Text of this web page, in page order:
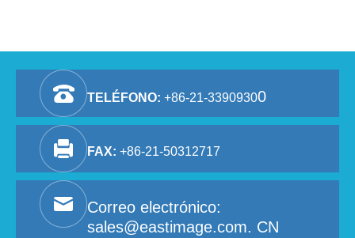
TELÉFONO: +86-21-33909300
FAX: +86-21-50312717
Correo electrónico:
sales@eastimage.com. CN